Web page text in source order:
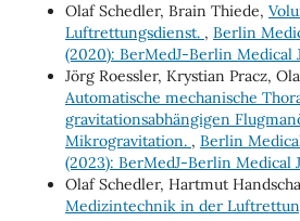
Olaf Schedler, Brain Thiede,
Luftrettungsdienst. , Berlin
(2020): BerMedJ-Berlin Medical
Jörg Roessler, Krystian Pracz,
Automatische mechanische
gravitationsabhängigen
Mikrogravitation. , Berlin
(2023): BerMedJ-Berlin Medical
Olaf Schedler, Hartmut
Medizintechnik in der